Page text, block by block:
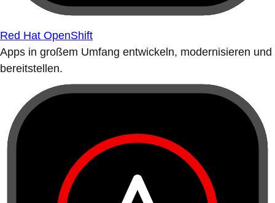
Red Hat OpenShift
Apps in großem Umfang entwickeln, modernisieren und
bereitstellen.